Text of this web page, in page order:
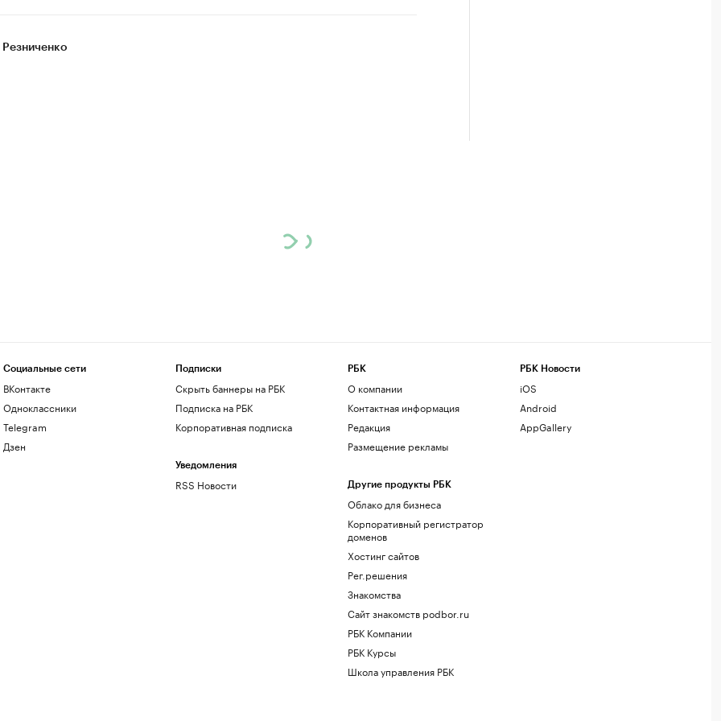
Социальные сети
ВКонтакте
Одноклассники
Telegram
Дзен
Подписки
Скрыть баннеры на РБК
Подписка на РБК
Корпоративная подписка
Уведомления
RSS Новости
РБК
О компании
Контактная информация
Редакция
Размещение рекламы
Другие продукты РБК
Облако для бизнеса
Корпоративный регистратор
доменов
Хостинг сайтов
Рег.решения
Знакомства
Сайт знакомств podbor.ru
РБК Компании
РБК Курсы
Школа управления РБК
РБК Новости
iOS
Android
AppGallery